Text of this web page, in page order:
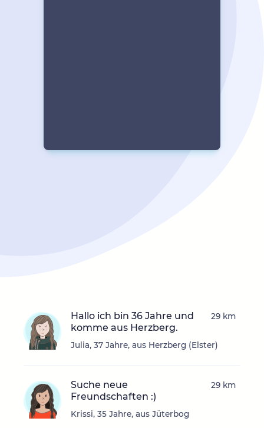
Hallo ich bin 36 Jahre und
komme aus Herzberg.
Julia, 37 Jahre, aus Herzberg (Elster)
29 km
Suche neue
Freundschaften :)
Krissi, 35 Jahre, aus Jüterbog
29 km